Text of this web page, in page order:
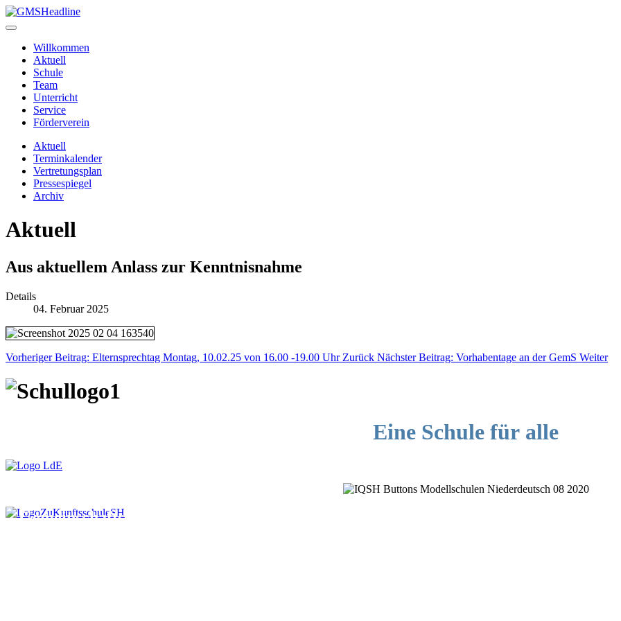
Willkommen
Aktuell
Schule
Team
Unterricht
Service
Förderverein
Aktuell
Terminkalender
Vertretungsplan
Pressespiegel
Archiv
Aktuell
Aus aktuellem Anlass zur Kenntnisnahme
Details
04. Februar 2025
Vorheriger Beitrag: Elternsprechtag Montag, 10.02.25 von 16.00 -19.00 Uhr Zurück Nächster Beitrag: Vorhabentage an der GemS Weiter
Eine Schule für alle
Gemeinschaftsschule an der Schlei